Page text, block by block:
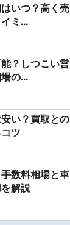
いつ？高く売
ミ...
？しつこい営
の...
い？買取との
ツ
数料相場と車
解説